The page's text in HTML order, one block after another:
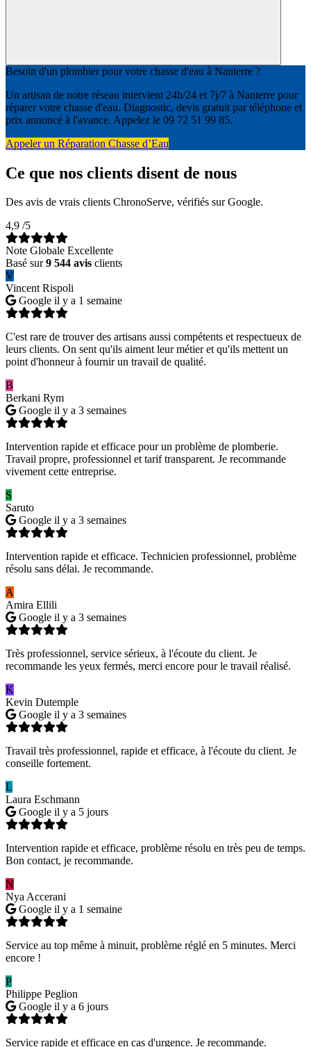
Besoin d'un plombier pour votre chasse d'eau à Nanterre ?
Un artisan de notre réseau intervient 24h/24 et 7j/7 à Nanterre pour
réparer votre chasse d'eau. Diagnostic, devis gratuit par téléphone et
prix annoncé à l'avance. Appelez le 09 72 51 99 85.
Appeler un Réparation Chasse d’Eau
Ce que nos clients disent de nous
Des avis de vrais clients ChronoServe, vérifiés sur Google.
4,9 /5
Note Globale Excellente
Basé sur9 544 avis clients
V
Vincent Rispoli
Google il y a 1 semaine
C'est rare de trouver des artisans aussi compétents et respectueux de
leurs clients. On sent qu'ils aiment leur métier et qu'ils mettent un
point d'honneur à fournir un travail de qualité.
B
Berkani Rym
Google il y a 3 semaines
Intervention rapide et efficace pour un problème de plomberie.
Travail propre, professionnel et tarif transparent. Je recommande
vivement cette entreprise.
S
Saruto
Google il y a 3 semaines
Intervention rapide et efficace. Technicien professionnel, problème
résolu sans délai. Je recommande.
A
Amira Ellili
Google il y a 3 semaines
Très professionnel, service sérieux, à l'écoute du client. Je
recommande les yeux fermés, merci encore pour le travail réalisé.
K
Kevin Dutemple
Google il y a 3 semaines
Travail très professionnel, rapide et efficace, à l'écoute du client. Je
conseille fortement.
L
Laura Eschmann
Google il y a 5 jours
Intervention rapide et efficace, problème résolu en très peu de temps.
Bon contact, je recommande.
N
Nya Accerani
Google il y a 1 semaine
Service au top même à minuit, problème réglé en 5 minutes. Merci
encore !
P
Philippe Peglion
Google il y a 6 jours
Service rapide et efficace en cas d'urgence. Je recommande.